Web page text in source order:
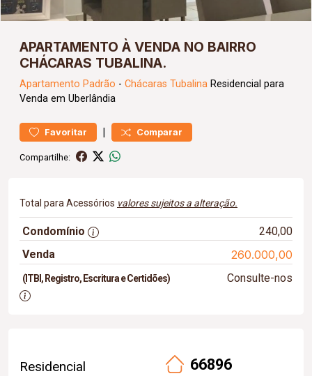
APARTAMENTO À VENDA NO BAIRRO
CHÁCARAS TUBALINA.
Apartamento Padrão - Chácaras Tubalina Residencial para
Venda em Uberlândia
Favoritar | Comparar
Compartilhe:
Total para Acessórios valores sujeitos a alteração.
Condomínio
240,00
Venda
260.000,00
(ITBI, Registro, Escritura e Certidões) Consulte-nos
Residencial 66896